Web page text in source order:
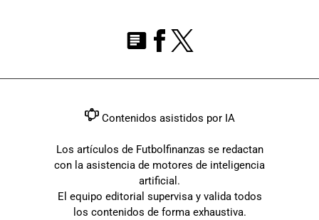
Contenidos asistidos por IA
Los artículos de Futbolfinanzas se redactan
con la asistencia de motores de inteligencia
artificial.
El equipo editorial supervisa y valida todos
los contenidos de forma exhaustiva.